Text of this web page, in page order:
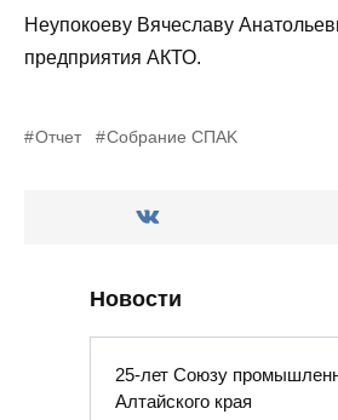
Неупокоеву Вячеславу
предприятия АКТО.
Отчет Собрание СПАK
Новости
25-лет Союзу
Алтайского края